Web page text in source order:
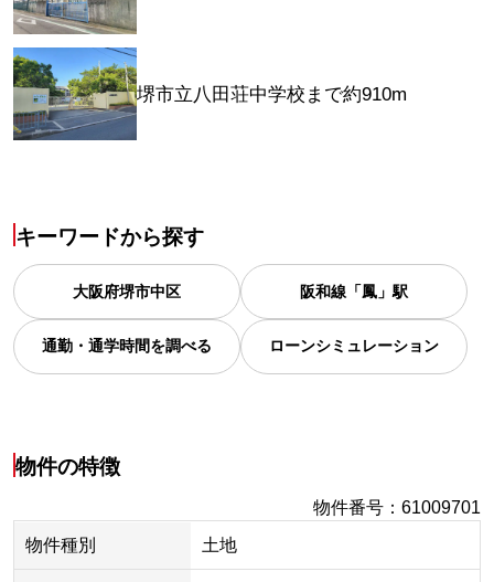
堺市立八田荘中学校まで約910m
キーワードから探す
大阪府堺市中区 阪和線「鳳」駅
通勤・通学時間を調べる ローンシミュレーション
物件の特徴
物件番号 ：61009701
物件種別
土地